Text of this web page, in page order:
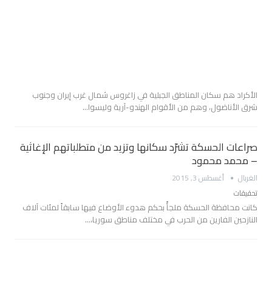
الأكراد هم سكان المناطق الجبلية في زاغروس شمال غرب إيران وجنوب
شرق الأناضول، وهم من الأقوام الهندو-آرية وليسوا…
صراعات الحسكة تشرّد سكانها وتزيد من متطلباتهم الإغاثية
– محمد محمود
الغربال
أغسطس 3, 2015
تحقيقات
كانت محافظة الحسكة ملجأً بحكم هدوء الأوضاع فيها سابقاً لمئات آلاف
النازحين الفارين من الحرب في مختلف مناطق سوريا،…